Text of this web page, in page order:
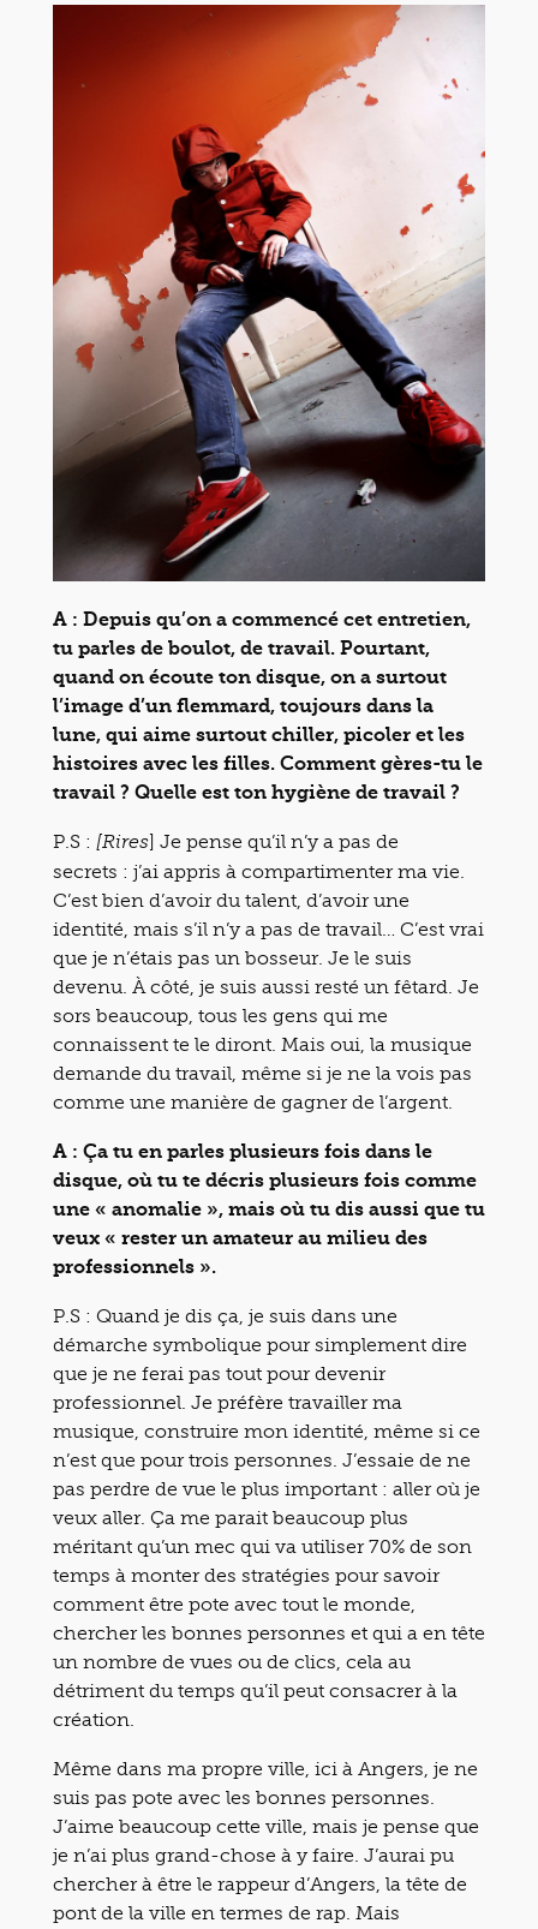
A : Depuis qu’on a commencé cet entretien,
tu parles de boulot, de travail. Pourtant,
quand on écoute ton disque, on a surtout
l’image d’un flemmard, toujours dans la
lune, qui aime surtout chiller, picoler et les
histoires avec les filles. Comment gères-tu le
travail ? Quelle est ton hygiène de travail ?
P.S : [Rires] Je pense qu’il n’y a pas de
secrets : j’ai appris à compartimenter ma vie.
C’est bien d’avoir du talent, d’avoir une
identité, mais s’il n’y a pas de travail… C’est vrai
que je n’étais pas un bosseur. Je le suis
devenu. À côté, je suis aussi resté un fêtard. Je
sors beaucoup, tous les gens qui me
connaissent te le diront. Mais oui, la musique
demande du travail, même si je ne la vois pas
comme une manière de gagner de l’argent.
A : Ça tu en parles plusieurs fois dans le
disque, où tu te décris plusieurs fois comme
une « anomalie », mais où tu dis aussi que tu
veux « rester un amateur au milieu des
professionnels ».
P.S : Quand je dis ça, je suis dans une
démarche symbolique pour simplement dire
que je ne ferai pas tout pour devenir
professionnel. Je préfère travailler ma
musique, construire mon identité, même si ce
n’est que pour trois personnes. J’essaie de ne
pas perdre de vue le plus important : aller où je
veux aller. Ça me parait beaucoup plus
méritant qu’un mec qui va utiliser 70% de son
temps à monter des stratégies pour savoir
comment être pote avec tout le monde,
chercher les bonnes personnes et qui a en tête
un nombre de vues ou de clics, cela au
détriment du temps qu’il peut consacrer à la
création.
Même dans ma propre ville, ici à Angers, je ne
suis pas pote avec les bonnes personnes.
J’aime beaucoup cette ville, mais je pense que
je n’ai plus grand-chose à y faire. J’aurai pu
chercher à être le rappeur d’Angers, la tête de
pont de la ville en termes de rap. Mais